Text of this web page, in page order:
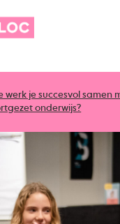
werk je succesvol samen
onderwijs?